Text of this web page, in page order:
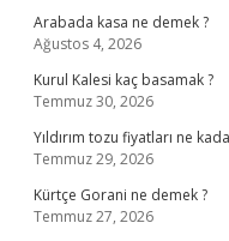
Arabada kasa ne demek ?
Ağustos 4, 2026
Kurul Kalesi kaç basamak ?
Temmuz 30, 2026
Yıldırım tozu fiyatları ne
Temmuz 29, 2026
Kürtçe Gorani ne demek ?
Temmuz 27, 2026